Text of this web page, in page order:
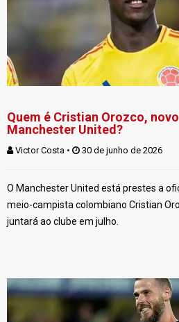
Quem é Cristian Orozco,
Manchester United?
Victor Costa • 30 de junho de 2026
O Manchester United está prestes a
meio-campista colombiano Cristian
juntará ao clube em julho.